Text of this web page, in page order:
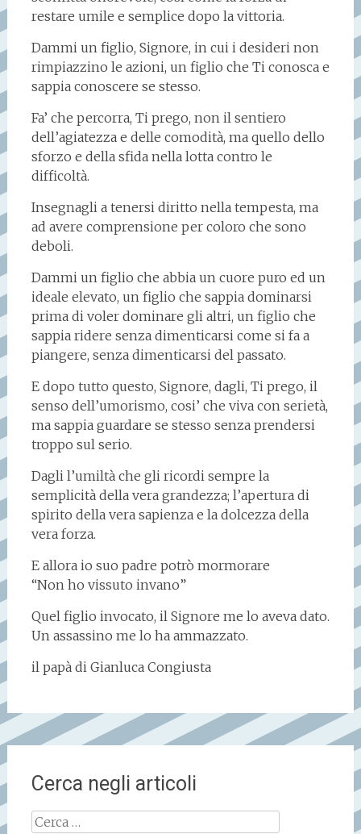
restare umile e semplice dopo la vittoria.
Dammi un figlio, Signore, in cui i desideri non
rimpiazzino le azioni, un figlio che Ti conosca e
sappia conoscere se stesso.
Fa’ che percorra, Ti prego, non il sentiero
dell’agiatezza e delle comodità, ma quello dello
sforzo e della sfida nella lotta contro le
difficoltà.
Insegnagli a tenersi diritto nella tempesta, ma
ad avere comprensione per coloro che sono
deboli.
Dammi un figlio che abbia un cuore puro ed un
ideale elevato, un figlio che sappia dominarsi
prima di voler dominare gli altri, un figlio che
sappia ridere senza dimenticarsi come si fa a
piangere, senza dimenticarsi del passato.
E dopo tutto questo, Signore, dagli, Ti prego, il
senso dell’umorismo, cosi’ che viva con serietà,
ma sappia guardare se stesso senza prendersi
troppo sul serio.
Dagli l’umiltà che gli ricordi sempre la
semplicità della vera grandezza; l’apertura di
spirito della vera sapienza e la dolcezza della
vera forza.
E allora io suo padre potrò mormorare
“Non ho vissuto invano”
Quel figlio invocato, il Signore me lo aveva dato.
Un assassino me lo ha ammazzato.
il papà di Gianluca Congiusta
Cerca negli articoli
Ricerca